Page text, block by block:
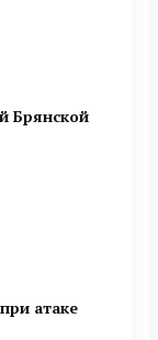
Брянской
атаке